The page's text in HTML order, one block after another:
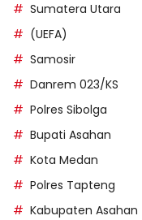
Sumatera Utara
(UEFA)
Samosir
Danrem 023/KS
Polres Sibolga
Bupati Asahan
Kota Medan
Polres Tapteng
Kabupaten Asahan